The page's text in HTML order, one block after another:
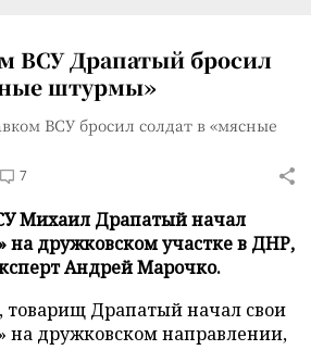
ВСУ Драпатый бросил
штурмы»
ВСУ бросил солдат в «мясные
7
Михаил Драпатый начал
дружковском участке в ДНР,
Андрей Марочко.
товарищ Драпатый начал свои
дружковском направлении,